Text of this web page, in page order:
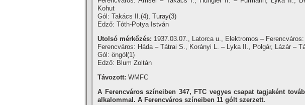
Kohut
Gól: Takács II.(4), Turay(3)
Edző: Tóth-Potya István
Utolsó mérkőzés: 1937.03.07., Latorca u., Elektromos –
Ferencváros: Háda – Tátrai S., Korányi L. – Lyka II., Polgár, Lázár –
Gól: öngól(1)
Edző: Blum Zoltán
Távozott: WMFC
A Ferencváros szí­neiben 347, FTC vegyes csapat tagjaként
alkalommal. A Ferencváros szí­neiben 11 gólt szerzett.